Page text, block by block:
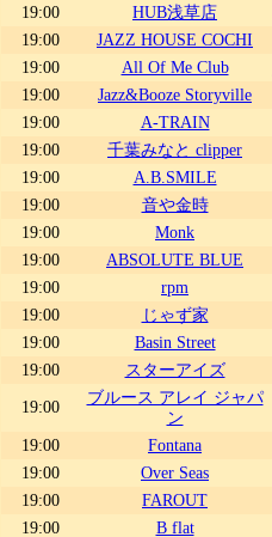
19:00
HUB浅草店
19:00
JAZZ HOUSE COCHI
19:00
All Of Me Club
19:00
Jazz&Booze Storyville
19:00
A-TRAIN
19:00
千葉みなと clipper
19:00
A.B.SMILE
19:00
音や金時
19:00
Monk
19:00
ABSOLUTE BLUE
19:00
rpm
19:00
じゃず家
19:00
Basin Street
19:00
スターアイズ
19:00
ブルース アレイ ジャパ
ン
19:00
Fontana
19:00
Over Seas
19:00
FAROUT
19:00
B flat